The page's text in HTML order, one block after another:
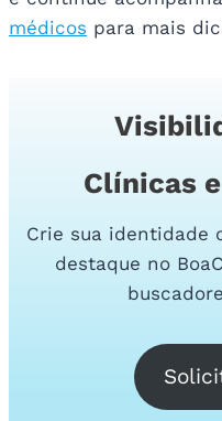
médicos para mais
Clínicas
Crie sua identidade
destaque no